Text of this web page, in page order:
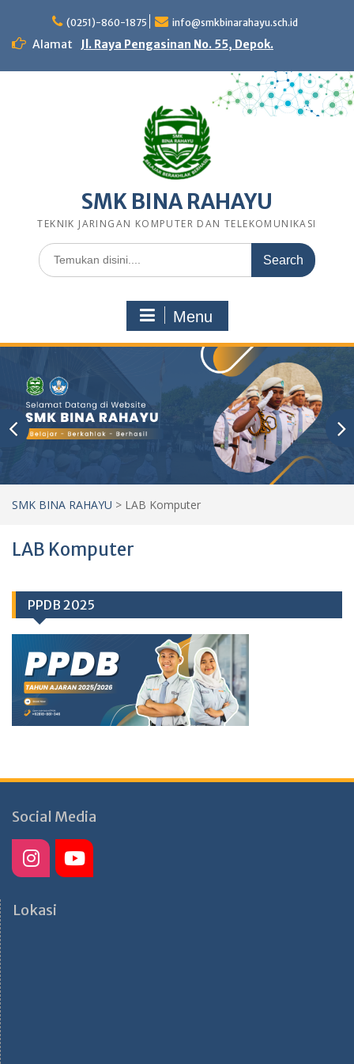
content
(0251)-860-1875 info@smkbinarahayu.sch.id
Alamat Jl. Raya Pengasinan No. 55, Depok.
SMK BINA RAHAYU
TEKNIK JARINGAN KOMPUTER DAN TELEKOMUNIKASI
Search
for:
Menu
SMK BINA RAHAYU > LAB Komputer
LAB Komputer
PPDB 2025
Social Media
Lokasi